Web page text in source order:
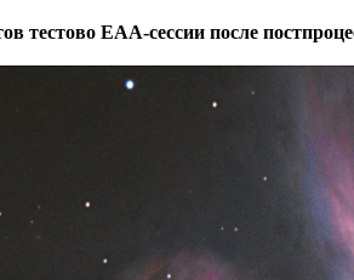
тестово EAA-сессии после